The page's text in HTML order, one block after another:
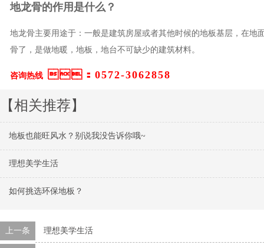
地龙骨的作用是什么？
地龙骨主要用途于：一般是建筑房屋或者其他时候的地板基层，在地
骨了，是做地暖，地板，地台不可缺少的建筑材料。
咨询热线 ：0572-3062858
【相关推荐】
地板也能旺风水？别说我没告诉你哦~
理想美学生活
如何挑选环保地板？
上一条 理想美学生活